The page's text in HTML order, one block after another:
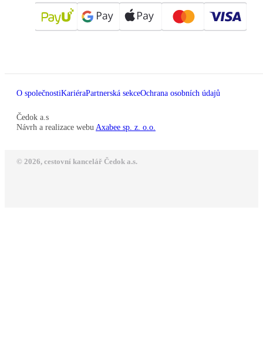
O společnostiKariéraPartnerská sekceOchrana osobních údajů
Čedok a.s
Návrh a realizace webu Axabee sp. z. o.o.
© 2026, cestovní kancelář Čedok a.s.